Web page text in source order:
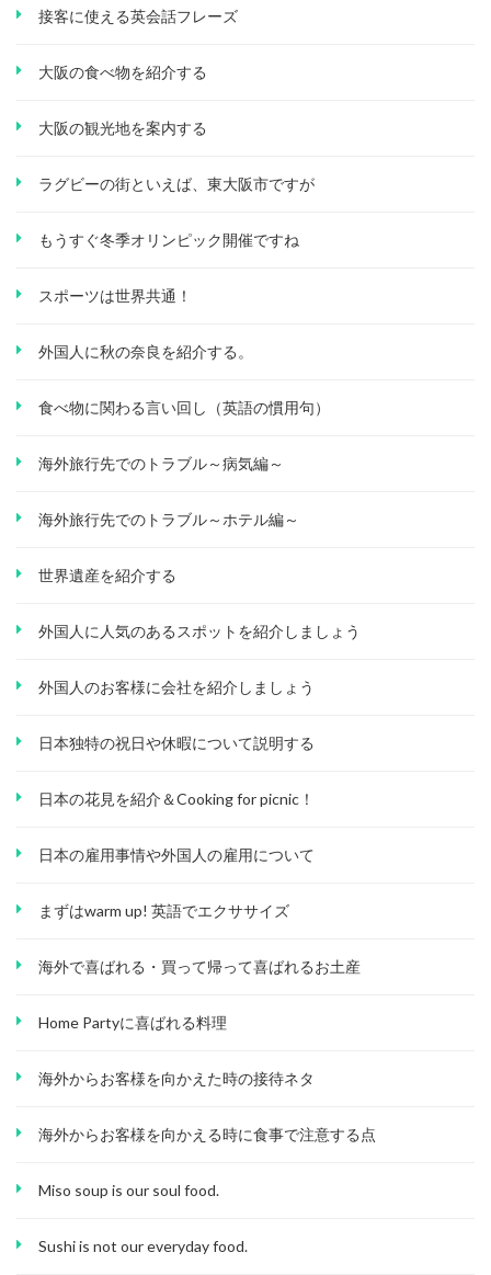
接客に使える英会話フレーズ
大阪の食べ物を紹介する
大阪の観光地を案内する
ラグビーの街といえば、東大阪市ですが
もうすぐ冬季オリンピック開催ですね
スポーツは世界共通！
外国人に秋の奈良を紹介する。
食べ物に関わる言い回し（英語の慣用句）
海外旅行先でのトラブル～病気編～
海外旅行先でのトラブル～ホテル編～
世界遺産を紹介する
外国人に人気のあるスポットを紹介しましょう
外国人のお客様に会社を紹介しましょう
日本独特の祝日や休暇について説明する
日本の花見を紹介＆Cooking for picnic！
日本の雇用事情や外国人の雇用について
まずはwarm up! 英語でエクササイズ
海外で喜ばれる・買って帰って喜ばれるお土産
Home Partyに喜ばれる料理
海外からお客様を向かえた時の接待ネタ
海外からお客様を向かえる時に食事で注意する点
Miso soup is our soul food.
Sushi is not our everyday food.